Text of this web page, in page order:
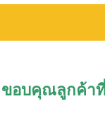
ขอบคุณลูกค้าที่